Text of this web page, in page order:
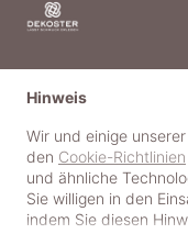
Hinweis
Wir und einige
den Cookie-Richtlinien
und ähnliche
Sie willigen in den
indem Sie diesen